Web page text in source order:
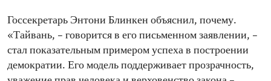
Госсекретарь Энтони Блинкен объяснил, почему.
«Тайвань, – говорится в его письменном заявлении, –
стал показательным примером успеха в построении
демократии. Его модель поддерживает прозрачность,